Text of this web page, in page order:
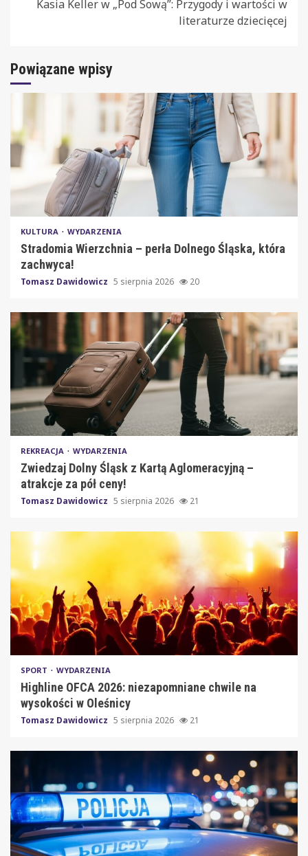
Kasia Keller w „Pod Sową”: Przygody i wartości w
literaturze dziecięcej
Powiązane wpisy
KULTURA WYDARZENIA
Stradomia Wierzchnia – perła Dolnego Śląska, która
zachwyca!
Tomasz Dawidowicz 5 sierpnia 2026 20
REKREACJA WYDARZENIA
Zwiedzaj Dolny Śląsk z Kartą Aglomeracyjną –
atrakcje za pół ceny!
Tomasz Dawidowicz 5 sierpnia 2026 21
SPORT WYDARZENIA
Highline OFCA 2026: niezapomniane chwile na
wysokości w Oleśnicy
Tomasz Dawidowicz 5 sierpnia 2026 21